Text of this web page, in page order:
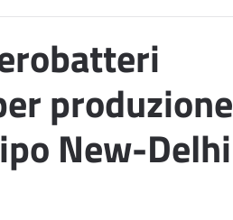
produzione
New-Delhi